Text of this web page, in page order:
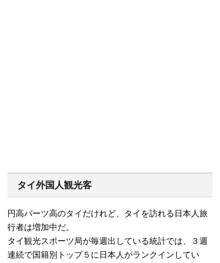
タイ外国人観光客
円高バーツ高のタイだけれど、タイを訪れる日本人旅
行者は増加中だ。
タイ観光スポーツ局が毎週出している統計では、３週
連続で国籍別トップ５に日本人がランクインしてい